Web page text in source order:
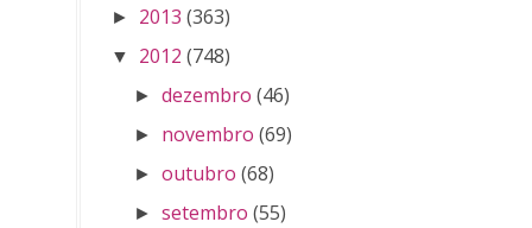
► 2013 (363)
▼ 2012 (748)
►dezembro (46)
► novembro (69)
►outubro (68)
►setembro (55)